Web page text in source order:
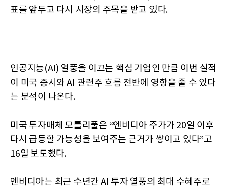
표를 앞두고 다시 시장의 주목을 받고 있다.
인공지능(AI) 열풍을 이끄는 핵심 기업인 만큼 이번 실적
이 미국 증시와 AI 관련주 흐름 전반에 영향을 줄 수 있다
는 분석이 나온다.
미국 투자매체 모틀리풀은 “엔비디아 주가가 20일 이후
다시 급등할 가능성을 보여주는 근거가 쌓이고 있다”고
16일 보도했다.
엔비디아는 최근 수년간 AI 투자 열풍의 최대 수혜주로